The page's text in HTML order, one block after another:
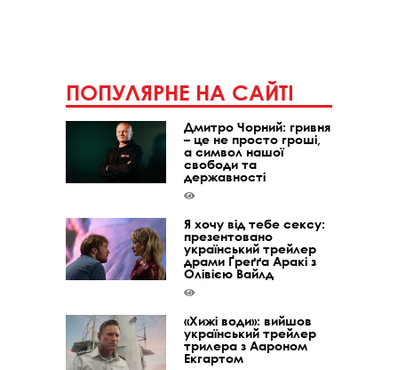
ПОПУЛЯРНЕ НА САЙТІ
Дмитро Чорний: гривня
– це не просто гроші,
а символ нашої
свободи та
державності
Я хочу від тебе сексу:
презентовано
український трейлер
драми Ґреґґа Аракі з
Олівією Вайлд
«Хижі води»: вийшов
український трейлер
трилера з Аароном
Екгартом